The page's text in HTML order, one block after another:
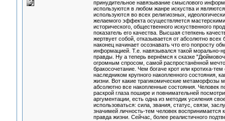
принудительное навязывание смыслового
используются в любом жанре искуства и
используются во всех религиозных,
желаемого эффекта осуществляется мастерскими
исторического, общественного искуственного
показатель его качества. Высшая степкень
жертвует собой, отказывается от абсолютно
наконец начинает осознавать что его попросту
информацией. Т.е. навязывался такой морально-
правды. Ну а теперь вернёмся к сказке
огромным спросом, самой распростанённой
бракосочетание. Чем богаче крот или кротиха-
наследником крупного накопленного состояния,
жизни. Вот какие трагикомические метаморфозы
абсолютно все накопленные состояния. Человек
раскрой глаза пошире и повнимательней
аргументации, есть одна из методик усиления
использоваться: сила, звания, статус, связи,
значимей личность-тем человек воспринимается
правда жизни. Сейчас, более реалистичного